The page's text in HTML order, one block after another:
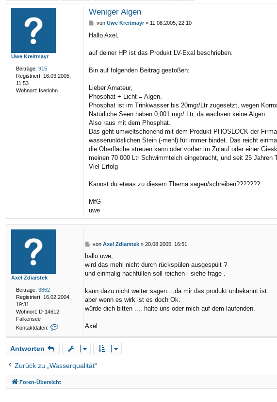
Uwe Kreitmayr
Beiträge: 915
Registriert: 16.03.2005,
11:53
Wohnort: Iserlohn
Weniger Algen
B
i
r
von Uwe Kreitmayr» 11.08.2005, 22:10
Hallo Axel,
auf deiner HP ist das Produkt LV-Exal beschrieben.
Bin auf folgenden Beitrag gestoßen:
Lieber Amateur,
Phosphat + Licht = Algen.
Phosphat ist im Trinkwasser bis 20mgr/Ltr zugesetzt, wegen
Natürliche Seen haben 0,001 mgr/ Ltr, da wachsen keine Algen.
Also raus mit dem Phosphat.
Das geht umweltschonend mit dem Produkt PHOSLOCK der
wasserunlöslichen Stein (-mehl) für immer bindet. Das reicht
die Oberfläche streuen kann oder vorher im Zulauf oder einer
meinen 70 000 Ltr Schwimmteich eingebracht, und seit 25 Jahren
Viel Erfolg
Kannst du etwas zu diesem Thema sagen/schreiben???????
MfG
uwe
Axel Zdiarstek
Beiträge: 3862
Registriert: 16.02.2004,
19:31
Wohnort: D-14612
Falkensee
Kontaktdaten:
a
t
d
a
B
i
t
r
von Axel Zdiarstek» 20.08.2005, 16:51
hallo uwe,
wird das mehl nicht durch rückspülen ausgespült ?
und einmalig nachfüllen soll reichen - siehe frage .
kann dazu nicht weiter sagen....da mir das produkt unbekannt ist.
aber wenn es wirk ist es doch Ok.
würde dich bitten .... halte uns oder mich auf dem laufenden.
Axel
Antworten
Zurück zu „Wasserqualität“
Foren-Übersicht